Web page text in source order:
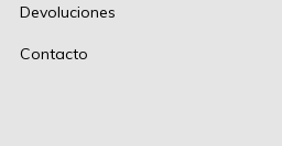
Devoluciones
Contacto